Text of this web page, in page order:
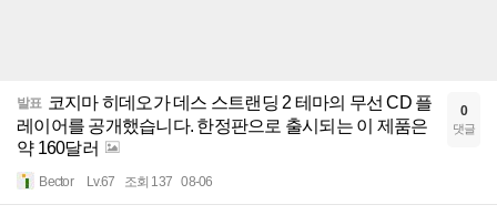
발표 코지마 히데오가 데스 스트랜딩 2 테마의 무선 CD 플
레이어를 공개했습니다. 한정판으로 출시되는 이 제품은
약 160달러
Bector Lv.67 조회 137 08-06
0
댓글